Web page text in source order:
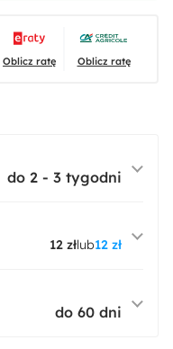
Oblicz ratę Oblicz ratę
do 2 - 3 tygodni
12 złlub12 zł
do 60 dni